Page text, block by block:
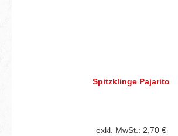
Spitzklinge Pajarito
exkl. MwSt.: 2,70 €